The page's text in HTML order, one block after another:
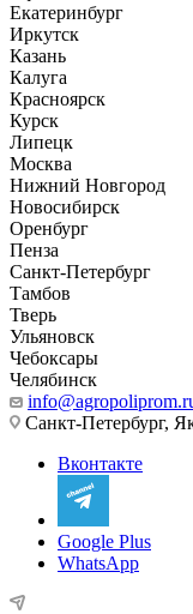
Екатеринбург
Иркутск
Казань
Калуга
Красноярск
Курск
Липецк
Москва
Нижний Новгород
Новосибирск
Оренбург
Пенза
Санкт-Петербург
Тамбов
Тверь
Ульяновск
Чебоксары
Челябинск
Санкт-Петербург,
Вконтакте
Google Plus
WhatsApp